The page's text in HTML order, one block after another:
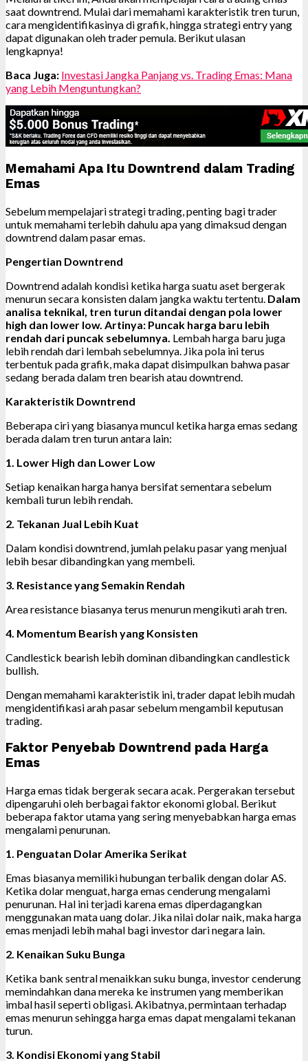
saat downtrend. Mulai dari memahami karakteristik tren turun,
cara mengidentifikasinya di grafik, hingga strategi entry yang
dapat digunakan oleh trader pemula. Berikut ulasan
lengkapnya!
Baca Juga: Investasi Jangka Panjang vs. Trading Emas: Mana
yang Lebih Menguntungkan?
Memahami Apa Itu Downtrend dalam Trading
Emas
Sebelum mempelajari strategi trading, penting bagi trader
untuk memahami terlebih dahulu apa yang dimaksud dengan
downtrend dalam pasar emas.
Pengertian Downtrend
Downtrend adalah kondisi ketika harga suatu aset bergerak
menurun secara konsisten dalam jangka waktu tertentu. Dalam
analisa teknikal, tren turun ditandai dengan pola lower
high dan lower low. Artinya: Puncak harga baru lebih
rendah dari puncak sebelumnya. Lembah harga baru juga
lebih rendah dari lembah sebelumnya. Jika pola ini terus
terbentuk pada grafik, maka dapat disimpulkan bahwa pasar
sedang berada dalam tren bearish atau downtrend.
Karakteristik Downtrend
Beberapa ciri yang biasanya muncul ketika harga emas sedang
berada dalam tren turun antara lain:
1. Lower High dan Lower Low
Setiap kenaikan harga hanya bersifat sementara sebelum
kembali turun lebih rendah.
2. Tekanan Jual Lebih Kuat
Dalam kondisi downtrend, jumlah pelaku pasar yang menjual
lebih besar dibandingkan yang membeli.
3. Resistance yang Semakin Rendah
Area resistance biasanya terus menurun mengikuti arah tren.
4. Momentum Bearish yang Konsisten
Candlestick bearish lebih dominan dibandingkan candlestick
bullish.
Dengan memahami karakteristik ini, trader dapat lebih mudah
mengidentifikasi arah pasar sebelum mengambil keputusan
trading.
Faktor Penyebab Downtrend pada Harga
Emas
Harga emas tidak bergerak secara acak. Pergerakan tersebut
dipengaruhi oleh berbagai faktor ekonomi global. Berikut
beberapa faktor utama yang sering menyebabkan harga emas
mengalami penurunan.
1. Penguatan Dolar Amerika Serikat
Emas biasanya memiliki hubungan terbalik dengan dolar AS.
Ketika dolar menguat, harga emas cenderung mengalami
penurunan. Hal ini terjadi karena emas diperdagangkan
menggunakan mata uang dolar. Jika nilai dolar naik, maka harga
emas menjadi lebih mahal bagi investor dari negara lain.
2. Kenaikan Suku Bunga
Ketika bank sentral menaikkan suku bunga, investor cenderung
memindahkan dana mereka ke instrumen yang memberikan
imbal hasil seperti obligasi. Akibatnya, permintaan terhadap
emas menurun sehingga harga emas dapat mengalami tekanan
turun.
3. Kondisi Ekonomi yang Stabil